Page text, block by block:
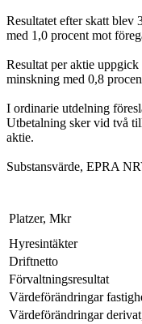
Resultatet efter skatt
med 1,0 procent mot
Resultat per aktie
minskning med 0,8
I ordinarie utdelning
Utbetalning sker vid två
aktie.
Substansvärde, EPRA
Platzer, Mkr
Hyresintäkter
Driftnetto
Förvaltningsresultat
Värdeförändringar
Värdeförändringar